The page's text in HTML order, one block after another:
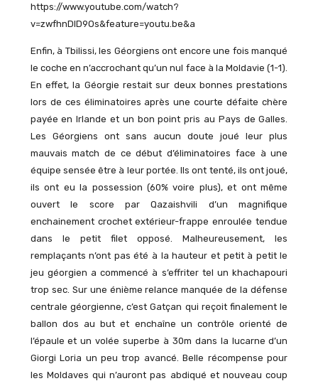
https://www.youtube.com/watch?
v=zwfhnDlD9Os&feature=youtu.be&a
Enfin, à Tbilissi, les Géorgiens ont encore une fois manqué
le coche en n’accrochant qu’un nul face à la Moldavie (1-1).
En effet, la Géorgie restait sur deux bonnes prestations
lors de ces éliminatoires après une courte défaite chère
payée en Irlande et un bon point pris au Pays de Galles.
Les Géorgiens ont sans aucun doute joué leur plus
mauvais match de ce début d’éliminatoires face à une
équipe sensée être à leur portée. Ils ont tenté, ils ont joué,
ils ont eu la possession (60% voire plus), et ont même
ouvert le score par Qazaishvili d’un magnifique
enchainement crochet extérieur-frappe enroulée tendue
dans le petit filet opposé. Malheureusement, les
remplaçants n’ont pas été à la hauteur et petit à petit le
jeu géorgien a commencé à s’effriter tel un khachapouri
trop sec. Sur une énième relance manquée de la défense
centrale géorgienne, c’est Gatçan qui reçoit finalement le
ballon dos au but et enchaîne un contrôle orienté de
l’épaule et un volée superbe à 30m dans la lucarne d’un
Giorgi Loria un peu trop avancé. Belle récompense pour
les Moldaves qui n’auront pas abdiqué et nouveau coup